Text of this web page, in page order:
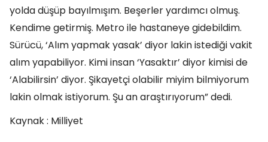
yolda düşüp bayılmışım. Beşerler yardımcı olmuş.
Kendime getirmiş. Metro ile hastaneye gidebildim.
Sürücü, ‘Alım yapmak yasak’ diyor lakin istediği vakit
alım yapabiliyor. Kimi insan ‘Yasaktır’ diyor kimisi de
‘Alabilirsin’ diyor. Şikayetçi olabilir miyim bilmiyorum
lakin olmak istiyorum. Şu an araştırıyorum” dedi.
Kaynak : Milliyet